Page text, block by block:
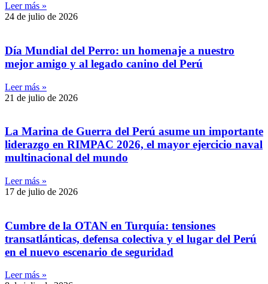
Leer más »
24 de julio de 2026
Día Mundial del Perro: un homenaje a nuestro
mejor amigo y al legado canino del Perú
Leer más »
21 de julio de 2026
La Marina de Guerra del Perú asume un importante
liderazgo en RIMPAC 2026, el mayor ejercicio naval
multinacional del mundo
Leer más »
17 de julio de 2026
Cumbre de la OTAN en Turquía: tensiones
transatlánticas, defensa colectiva y el lugar del Perú
en el nuevo escenario de seguridad
Leer más »